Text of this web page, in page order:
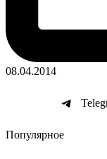
08.04.2014
Популярное